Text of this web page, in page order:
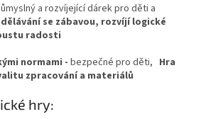
a rozvíjející dárek pro děti a
se zábavou, rozvíjí logické
radosti
normami - bezpečné pro děti, Hra
zpracování a materiálů
hry: